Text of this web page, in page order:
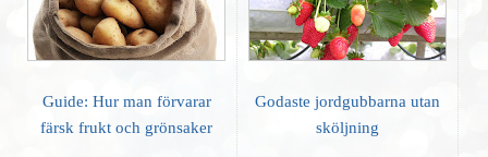
Guide: Hur man förvarar
färsk frukt och grönsaker
Godaste jordgubbarna utan
sköljning